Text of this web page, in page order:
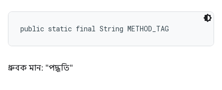
public static final String METHOD_TAG
ধ্রুবক মান: "পদ্ধতি"